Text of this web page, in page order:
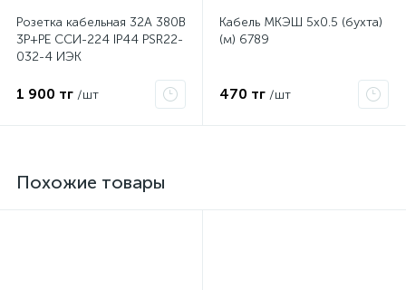
Розетка кабельная 32А 380В
3P+PЕ ССИ-224 IP44 PSR22-
032-4 ИЭК
1 900 тг /шт
Кабель МКЭШ 5х0.5 (бухта)
(м) 6789
470 тг /шт
Похожие товары